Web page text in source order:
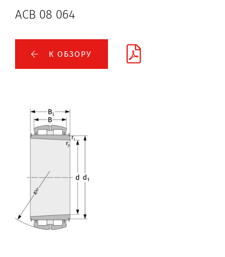
ACB 08 064
К ОБЗОРУ